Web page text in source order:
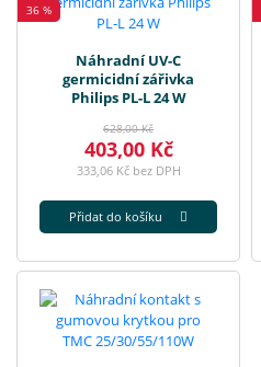
36 %
Náhradní UV-C
germicidní zářivka
Philips PL-L 24 W
628,00 Kč
403,00 Kč
333,06 Kč bez DPH
Přidat do košíku